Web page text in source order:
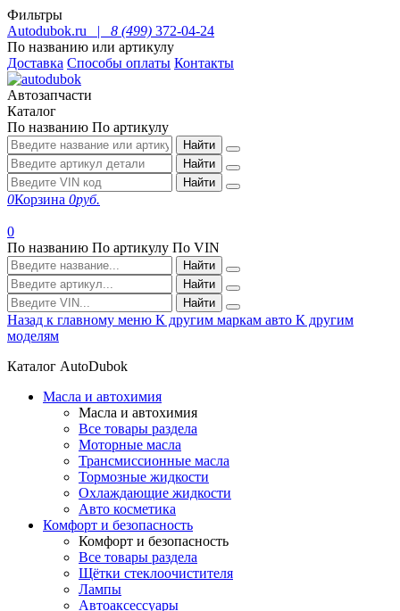
Фильтры
Autodubok.ru |
8 (499) 372-04-24
По названию или артикулу
Доставка Способы оплаты Контакты
Автозапчасти
Каталог
По названию По артикулу
Найти
Найти
Найти
0Корзина 0руб.
0
По названию По артикулу По VIN
Найти
Найти
Найти
Назад к главному меню К другим маркам авто К другим
моделям
Каталог AutoDubok
Масла и автохимия
Масла и автохимия
Все товары раздела
Моторные масла
Трансмиссионные масла
Тормозные жидкости
Охлаждающие жидкости
Авто косметика
Комфорт и безопасность
Комфорт и безопасность
Все товары раздела
Щётки стеклоочистителя
Лампы
Автоаксессуары